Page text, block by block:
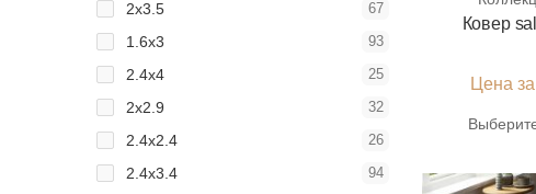
Ковер
Цена
2x3.5 67
1.6x3 93
2.4x4 25
2x2.9 32
2.4x2.4 26
2.4x3.4 94